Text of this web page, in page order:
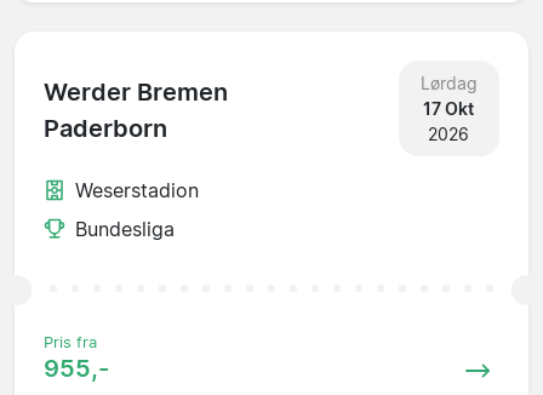
Werder Bremen
Paderborn
Lørdag
17 Okt
2026
Weserstadion
Bundesliga
Pris fra
955,-